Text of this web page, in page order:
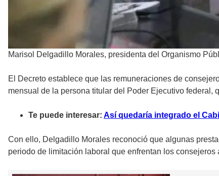
Marisol Delgadillo Morales, presidenta del Organismo
El Decreto establece que las remuneraciones de
mensual de la persona titular del Poder Ejecutivo federal,
Te puede interesar: Así quedaría integrado el
Con ello, Delgadillo Morales reconoció que algunas
periodo de limitación laboral que enfrentan los consejeros